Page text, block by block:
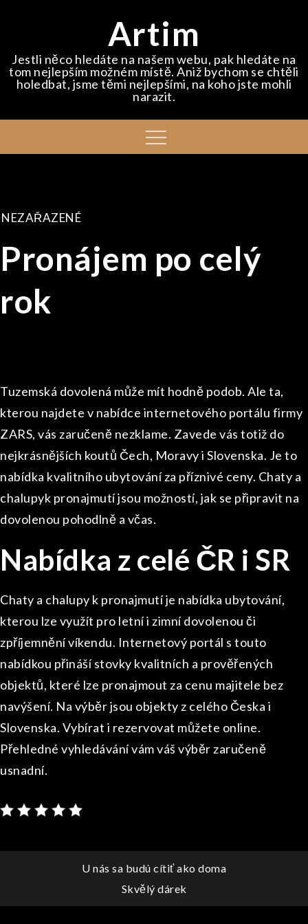
Artim
Jestli něco hledáte na našem webu, pak hledáte na
tom nejlepším možném místě. Aniž bychom se chtěli
holedbat, jsme těmi nejlepšími, na koho jste mohli
narazit.
Menu
NEZAŘAZENÉ
Pronájem po celý
rok
Tuzemská dovolená může mít hodně podob. Ale ta,
kterou najdete v nabídce internetového portálu firmy
ZARS, vás zaručeně nezklame. Zavede vás totiž do
nejkrásnějších koutů Čech, Moravy i Slovenska. Je to
nabídka kvalitního ubytování za příznivé ceny. Chaty a
chalupyk pronajmutíjsou možností, jak se připravit na
dovolenou pohodlně a včas.
Nabídka z celé ČR i SR
Chaty a chalupy k pronajmutí je nabídka ubytování,
kterou lze využít pro letní i zimní dovolenou či
zpříjemnění víkendu. Internetový portál s touto
nabídkou přináší stovky kvalitních a prověřených
objektů, které lze pronajmout za cenu majitele bez
navýšení. Na výběr jsou objekty z celého Česka i
Slovenska. Vybírat i rezervovat můžete online.
Přehledné vyhledávání vám váš výběr zaručeně
usnadní.
Navigace
pro
U nás sa budú cítiť ako doma
Skvělý dárek